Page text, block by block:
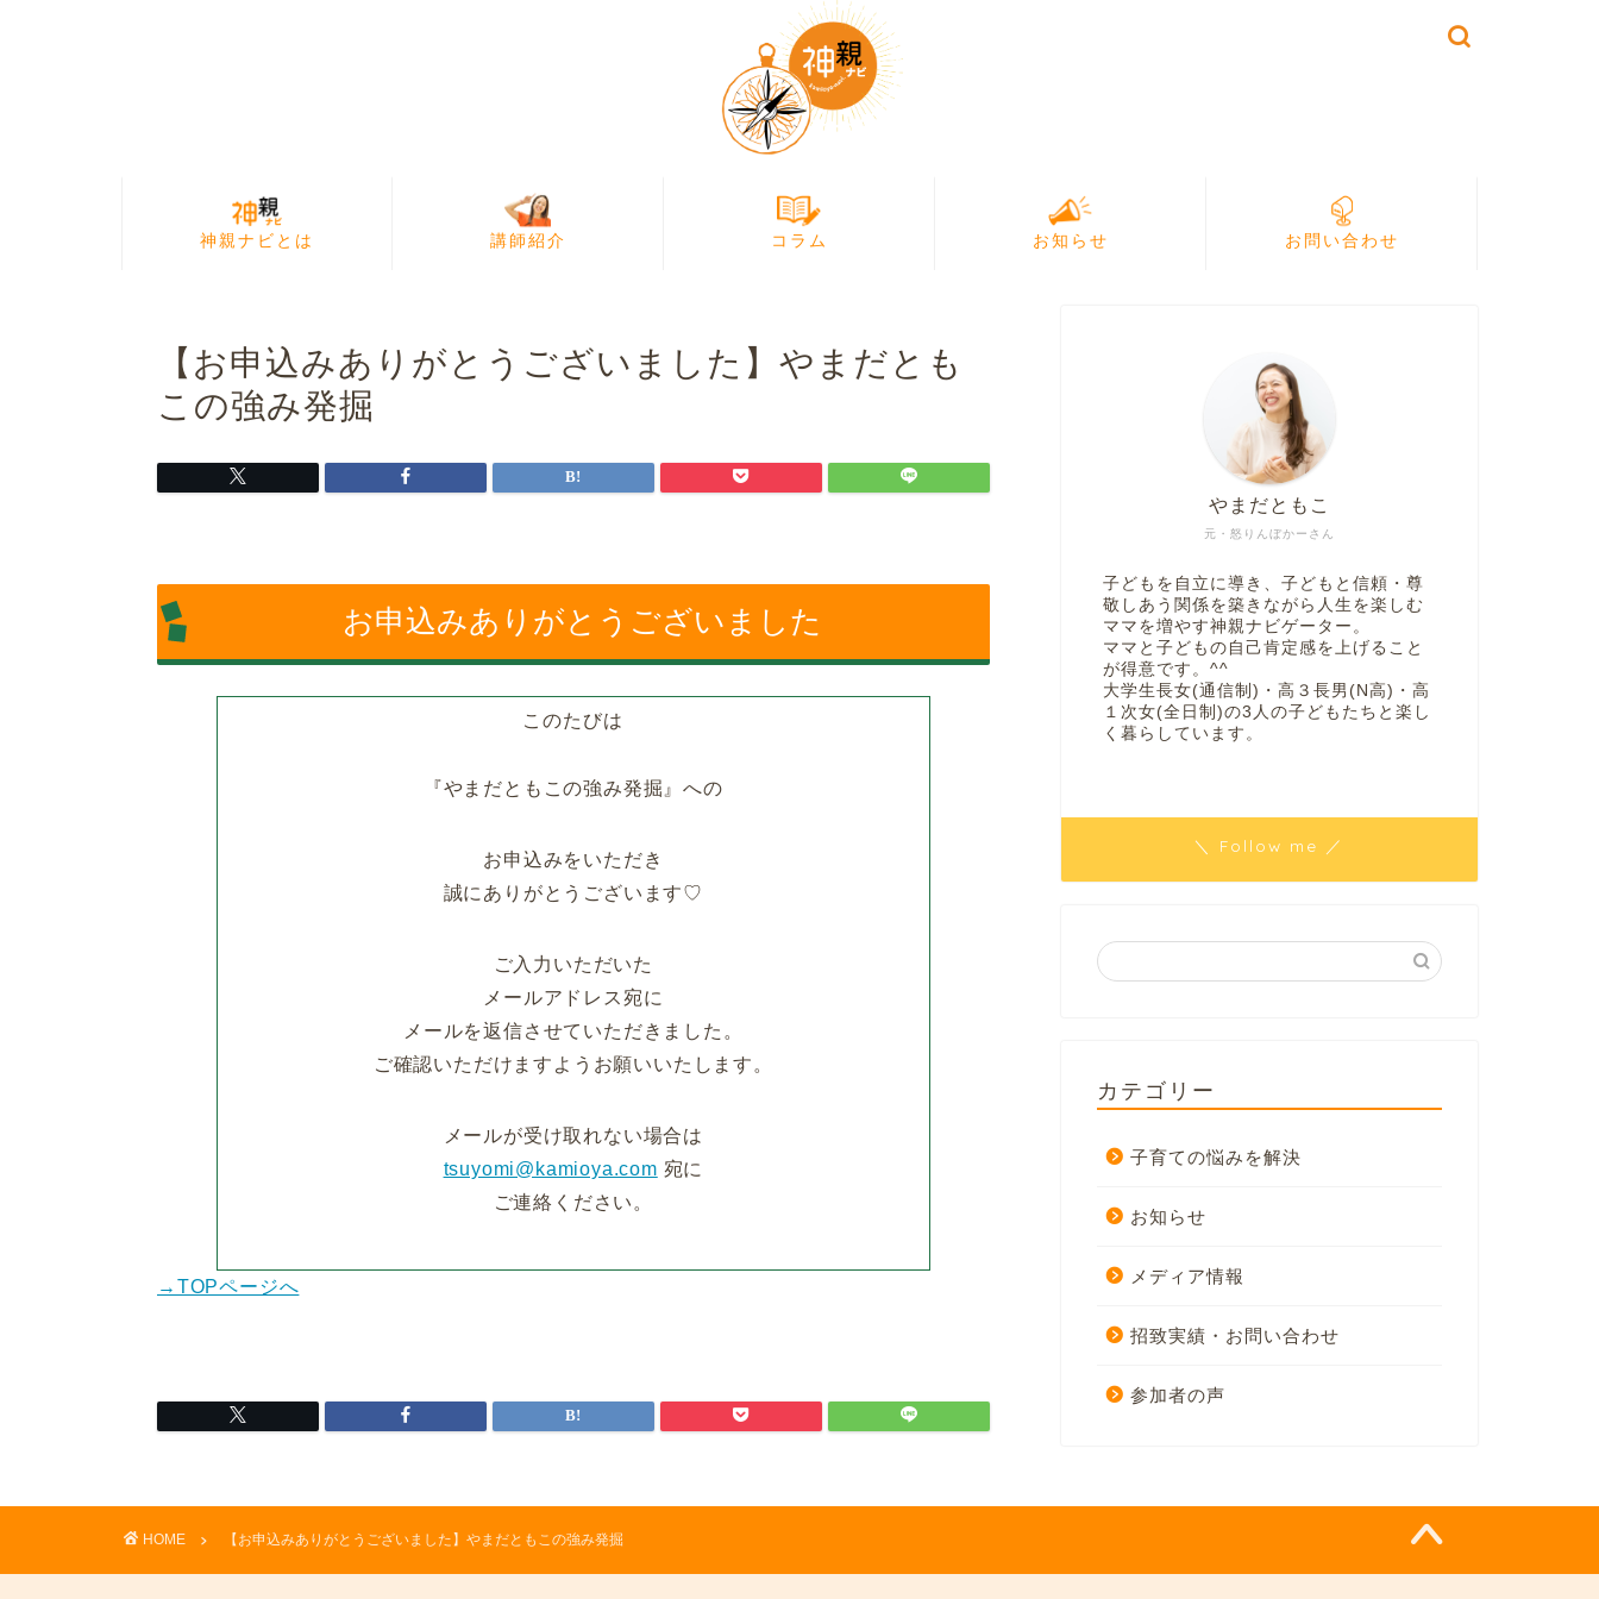
神親ナビとは 講師紹介 コラム お知らせ お問い合わせ
【お申込みありがとうございました】やまだとも
この強み発掘
お申込みありがとうございました
このたびは
『やまだともこの強み発掘』への
お申込みをいただき
誠にありがとうございます♡
ご入力いただいた
メールアドレス宛に
メールを返信させていただきました。
ご確認いただけますようお願いいたします。
メールが受け取れない場合は
tsuyomi@kamioya.com 宛に
ご連絡ください。
→TOPページへ
元・怒りんぼかーさん
やまだともこ
子どもを自立に導き、子どもと信頼・尊
敬しあう関係を築きながら人生を楽しむ
ママを増やす神親ナビゲーター。
ママと子どもの自己肯定感を上げること
が得意です。^^
大学生長女(通信制)・高３長男(N高)・高
１次女(全日制)の3人の子どもたちと楽し
く暮らしています。
＼ Follow me ／
カテゴリー
子育ての悩みを解決
お知らせ
メディア情報
招致実績・お問い合わせ
参加者の声
HOME 【お申込みありがとうございました】やまだともこの強み発掘